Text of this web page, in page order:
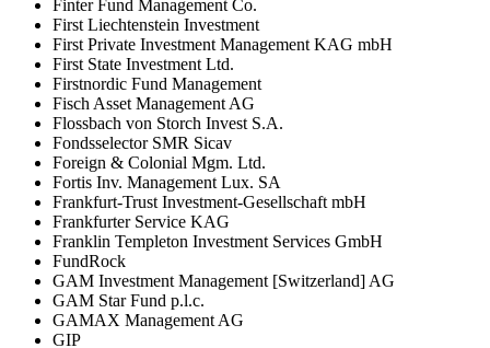
Finter Fund Management Co.
First Liechtenstein Investment
First Private Investment Management KAG mbH
First State Investment Ltd.
Firstnordic Fund Management
Fisch Asset Management AG
Flossbach von Storch Invest S.A.
Fondsselector SMR Sicav
Foreign & Colonial Mgm. Ltd.
Fortis Inv. Management Lux. SA
Frankfurt-Trust Investment-Gesellschaft mbH
Frankfurter Service KAG
Franklin Templeton Investment Services GmbH
FundRock
GAM Investment Management [Switzerland] AG
GAM Star Fund p.l.c.
GAMAX Management AG
GIP